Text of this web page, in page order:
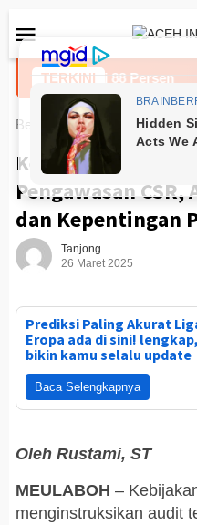
ke
kontenMobile
TERKINI
Capai 88 Persen
Beranda News
Kewenangan
Pengawasan
dan Kepentingan
Tanjong
26 Maret 2025
Prediksi Paling Akurat
Eropa ada di sini!
bikin kamu selalu update
Baca Selengkapnya
Oleh Rustami, ST
MEULABOH –
menginstruksikan audit